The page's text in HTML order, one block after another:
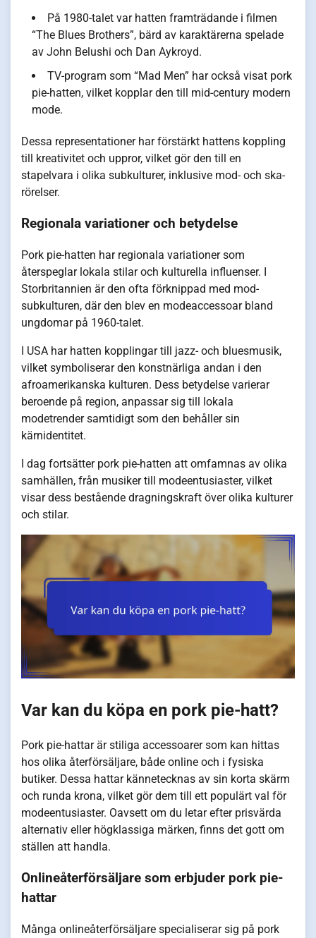
På 1980-talet var hatten framträdande i filmen
“The Blues Brothers”, bärd av karaktärerna spelade
av John Belushi och Dan Aykroyd.
TV-program som “Mad Men” har också visat pork
pie-hatten, vilket kopplar den till mid-century modern
mode.
Dessa representationer har förstärkt hattens koppling
till kreativitet och uppror, vilket gör den till en
stapelvara i olika subkulturer, inklusive mod- och ska-
rörelser.
Regionala variationer och betydelse
Pork pie-hatten har regionala variationer som
återspeglar lokala stilar och kulturella influenser. I
Storbritannien är den ofta förknippad med mod-
subkulturen, där den blev en modeaccessoar bland
ungdomar på 1960-talet.
I USA har hatten kopplingar till jazz- och bluesmusik,
vilket symboliserar den konstnärliga andan i den
afroamerikanska kulturen. Dess betydelse varierar
beroende på region, anpassar sig till lokala
modetrender samtidigt som den behåller sin
kärnidentitet.
I dag fortsätter pork pie-hatten att omfamnas av olika
samhällen, från musiker till modeentusiaster, vilket
visar dess bestående dragningskraft över olika kulturer
och stilar.
Var kan du köpa en pork pie-hatt?
Pork pie-hattar är stiliga accessoarer som kan hittas
hos olika återförsäljare, både online och i fysiska
butiker. Dessa hattar kännetecknas av sin korta skärm
och runda krona, vilket gör dem till ett populärt val för
modeentusiaster. Oavsett om du letar efter prisvärda
alternativ eller högklassiga märken, finns det gott om
ställen att handla.
Onlineåterförsäljare som erbjuder pork pie-
hattar
Många onlineåterförsäljare specialiserar sig på pork